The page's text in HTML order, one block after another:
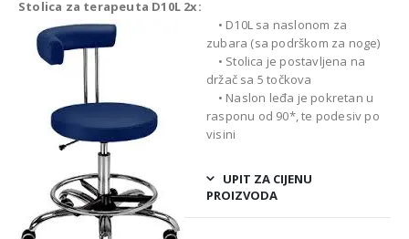
Stolica za terapeuta D10L 2x:
• D10L sa naslonom za
zubara (sa podrškom za noge)
• Stolica je postavljena na
držač sa 5 točkova
• Naslon leđa je pokretan u
rasponu od 90*, te podesiv po
visini
UPIT ZA CIJENU
PROIZVODA